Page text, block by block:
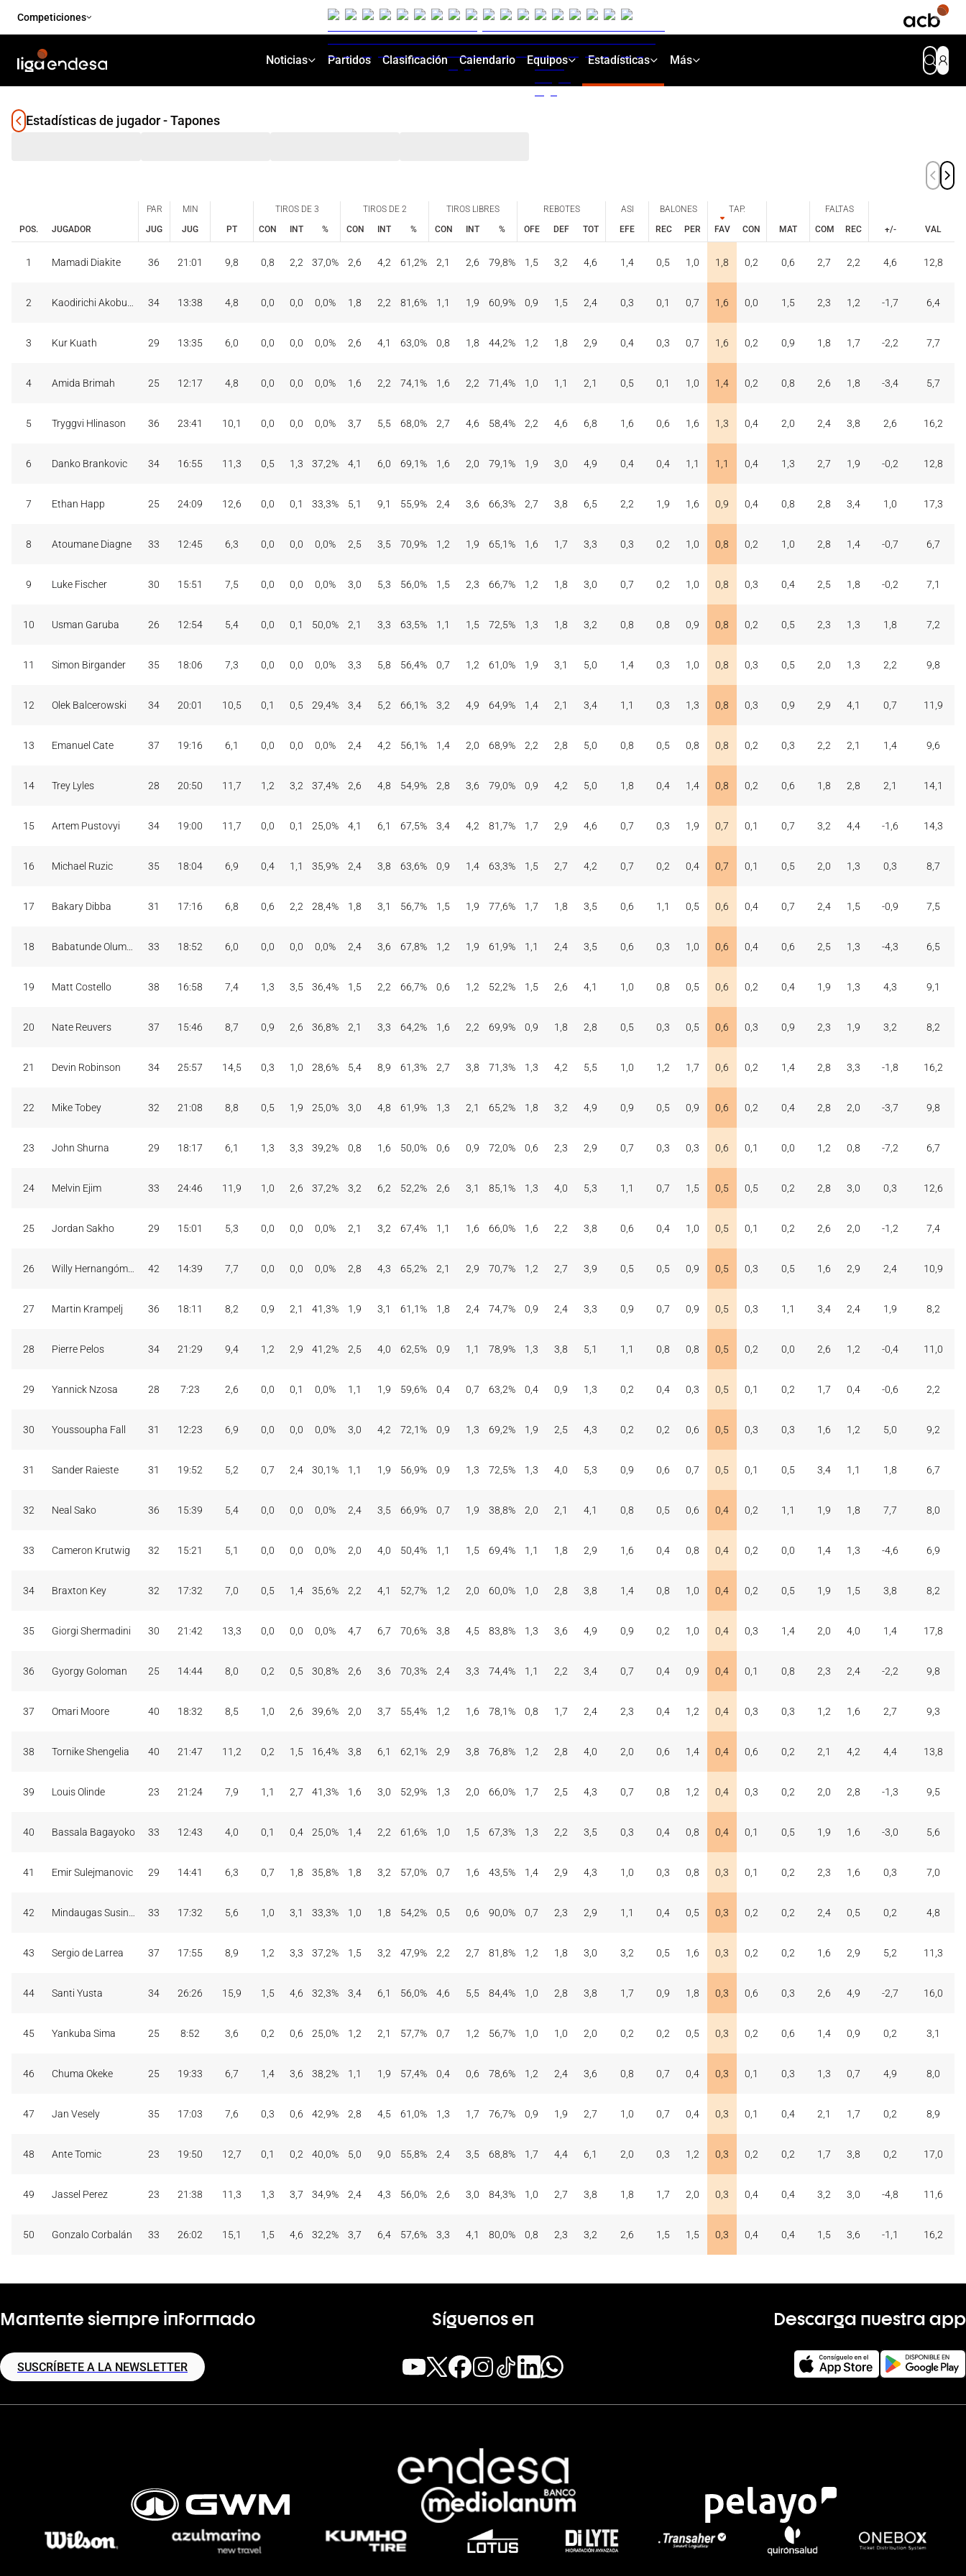
Competiciones
Noticias Partidos Clasificación Calendario Equipos Estadísticas Más
Estadísticas de jugador - Tapones
POS. JUGADOR
PAR
MIN
PT
TIROS DE 3 TIROS DE 2 TIROS LIBRES REBOTES ASI BALONES
TAP.
MAT
FALTAS
+/-
VAL
JUG JUG CON INT % CON INT % CON INT % OFE DEF TOT EFE REC PER FAV CON COM REC
PT
MAT
+/-
VAL
1 Mamadi Diakite 36 21:01 9,8 0,8 2,2 37,0% 2,6 4,2 61,2% 2,1 2,6 79,8% 1,5 3,2 4,6 1,4 0,5 1,0 1,8 0,2 0,6 2,7 2,2 4,6 12,8
2 34 13:38 4,8 0,0 0,0 0,0% 1,8 2,2 81,6% 1,1 1,9 60,9% 0,9 1,5 2,4 0,3 0,1 0,7 1,6 0,0 1,5 2,3 1,2 -1,7 6,4
3 Kur Kuath 29 13:35 6,0 0,0 0,0 0,0% 2,6 4,1 63,0% 0,8 1,8 44,2% 1,2 1,8 2,9 0,4 0,3 0,7 1,6 0,2 0,9 1,8 1,7 -2,2 7,7
4 Amida Brimah 25 12:17 4,8 0,0 0,0 0,0% 1,6 2,2 74,1% 1,6 2,2 71,4% 1,0 1,1 2,1 0,5 0,1 1,0 1,4 0,2 0,8 2,6 1,8 -3,4 5,7
5 Tryggvi Hlinason 36 23:41 10,1 0,0 0,0 0,0% 3,7 5,5 68,0% 2,7 4,6 58,4% 2,2 4,6 6,8 1,6 0,6 1,6 1,3 0,4 2,0 2,4 3,8 2,6 16,2
6 Danko Brankovic 34 16:55 11,3 0,5 1,3 37,2% 4,1 6,0 69,1% 1,6 2,0 79,1% 1,9 3,0 4,9 0,4 0,4 1,1 1,1 0,4 1,3 2,7 1,9 -0,2 12,8
7 Ethan Happ 25 24:09 12,6 0,0 0,1 33,3% 5,1 9,1 55,9% 2,4 3,6 66,3% 2,7 3,8 6,5 2,2 1,9 1,6 0,9 0,4 0,8 2,8 3,4 1,0 17,3
8 Atoumane Diagne 33 12:45 6,3 0,0 0,0 0,0% 2,5 3,5 70,9% 1,2 1,9 65,1% 1,6 1,7 3,3 0,3 0,2 1,0 0,8 0,2 1,0 2,8 1,4 -0,7 6,7
9 Luke Fischer 30 15:51 7,5 0,0 0,0 0,0% 3,0 5,3 56,0% 1,5 2,3 66,7% 1,2 1,8 3,0 0,7 0,2 1,0 0,8 0,3 0,4 2,5 1,8 -0,2 7,1
10 Usman Garuba 26 12:54 5,4 0,0 0,1 50,0% 2,1 3,3 63,5% 1,1 1,5 72,5% 1,3 1,8 3,2 0,8 0,8 0,9 0,8 0,2 0,5 2,3 1,3 1,8 7,2
11 Simon Birgander 35 18:06 7,3 0,0 0,0 0,0% 3,3 5,8 56,4% 0,7 1,2 61,0% 1,9 3,1 5,0 1,4 0,3 1,0 0,8 0,3 0,5 2,0 1,3 2,2 9,8
12 Olek Balcerowski 34 20:01 10,5 0,1 0,5 29,4% 3,4 5,2 66,1% 3,2 4,9 64,9% 1,4 2,1 3,4 1,1 0,3 1,3 0,8 0,3 0,9 2,9 4,1 0,7 11,9
13 Emanuel Cate 37 19:16 6,1 0,0 0,0 0,0% 2,4 4,2 56,1% 1,4 2,0 68,9% 2,2 2,8 5,0 0,8 0,5 0,8 0,8 0,2 0,3 2,2 2,1 1,4 9,6
14 Trey Lyles 28 20:50 11,7 1,2 3,2 37,4% 2,6 4,8 54,9% 2,8 3,6 79,0% 0,9 4,2 5,0 1,8 0,4 1,4 0,8 0,2 0,6 1,8 2,8 2,1 14,1
15 Artem Pustovyi 34 19:00 11,7 0,0 0,1 25,0% 4,1 6,1 67,5% 3,4 4,2 81,7% 1,7 2,9 4,6 0,7 0,3 1,9 0,7 0,1 0,7 3,2 4,4 -1,6 14,3
16 Michael Ruzic 35 18:04 6,9 0,4 1,1 35,9% 2,4 3,8 63,6% 0,9 1,4 63,3% 1,5 2,7 4,2 0,7 0,2 0,4 0,7 0,1 0,5 2,0 1,3 0,3 8,7
17 Bakary Dibba 31 17:16 6,8 0,6 2,2 28,4% 1,8 3,1 56,7% 1,5 1,9 77,6% 1,7 1,8 3,5 0,6 1,1 0,5 0,6 0,4 0,7 2,4 1,5 -0,9 7,5
18 33 18:52 6,0 0,0 0,0 0,0% 2,4 3,6 67,8% 1,2 1,9 61,9% 1,1 2,4 3,5 0,6 0,3 1,0 0,6 0,4 0,6 2,5 1,3 -4,3 6,5
19 Matt Costello 38 16:58 7,4 1,3 3,5 36,4% 1,5 2,2 66,7% 0,6 1,2 52,2% 1,5 2,6 4,1 1,0 0,8 0,5 0,6 0,2 0,4 1,9 1,3 4,3 9,1
20 Nate Reuvers 37 15:46 8,7 0,9 2,6 36,8% 2,1 3,3 64,2% 1,6 2,2 69,9% 0,9 1,8 2,8 0,5 0,3 0,5 0,6 0,3 0,9 2,3 1,9 3,2 8,2
21 Devin Robinson 34 25:57 14,5 0,3 1,0 28,6% 5,4 8,9 61,3% 2,7 3,8 71,3% 1,3 4,2 5,5 1,0 1,2 1,7 0,6 0,2 1,4 2,8 3,3 -1,8 16,2
22 Mike Tobey 32 21:08 8,8 0,5 1,9 25,0% 3,0 4,8 61,9% 1,3 2,1 65,2% 1,8 3,2 4,9 0,9 0,5 0,9 0,6 0,2 0,4 2,8 2,0 -3,7 9,8
23 John Shurna 29 18:17 6,1 1,3 3,3 39,2% 0,8 1,6 50,0% 0,6 0,9 72,0% 0,6 2,3 2,9 0,7 0,3 0,3 0,6 0,1 0,0 1,2 0,8 -7,2 6,7
24 Melvin Ejim 33 24:46 11,9 1,0 2,6 37,2% 3,2 6,2 52,2% 2,6 3,1 85,1% 1,3 4,0 5,3 1,1 0,7 1,5 0,5 0,5 0,2 2,8 3,0 0,3 12,6
25 Jordan Sakho 29 15:01 5,3 0,0 0,0 0,0% 2,1 3,2 67,4% 1,1 1,6 66,0% 1,6 2,2 3,8 0,6 0,4 1,0 0,5 0,1 0,2 2,6 2,0 -1,2 7,4
26 42 14:39 7,7 0,0 0,0 0,0% 2,8 4,3 65,2% 2,1 2,9 70,7% 1,2 2,7 3,9 0,5 0,5 0,9 0,5 0,3 0,5 1,6 2,9 2,4 10,9
27 Martin Krampelj 36 18:11 8,2 0,9 2,1 41,3% 1,9 3,1 61,1% 1,8 2,4 74,7% 0,9 2,4 3,3 0,9 0,7 0,9 0,5 0,3 1,1 3,4 2,4 1,9 8,2
28 Pierre Pelos 34 21:29 9,4 1,2 2,9 41,2% 2,5 4,0 62,5% 0,9 1,1 78,9% 1,3 3,8 5,1 1,1 0,8 0,8 0,5 0,2 0,0 2,6 1,2 -0,4 11,0
29 Yannick Nzosa 28 7:23 2,6 0,0 0,1 0,0% 1,1 1,9 59,6% 0,4 0,7 63,2% 0,4 0,9 1,3 0,2 0,4 0,3 0,5 0,1 0,2 1,7 0,4 -0,6 2,2
30 Youssoupha Fall 31 12:23 6,9 0,0 0,0 0,0% 3,0 4,2 72,1% 0,9 1,3 69,2% 1,9 2,5 4,3 0,2 0,2 0,6 0,5 0,3 0,3 1,6 1,2 5,0 9,2
31 Sander Raieste 31 19:52 5,2 0,7 2,4 30,1% 1,1 1,9 56,9% 0,9 1,3 72,5% 1,3 4,0 5,3 0,9 0,6 0,7 0,5 0,1 0,5 3,4 1,1 1,8 6,7
32 Neal Sako 36 15:39 5,4 0,0 0,0 0,0% 2,4 3,5 66,9% 0,7 1,9 38,8% 2,0 2,1 4,1 0,8 0,5 0,6 0,4 0,2 1,1 1,9 1,8 7,7 8,0
33 Cameron Krutwig 32 15:21 5,1 0,0 0,0 0,0% 2,0 4,0 50,4% 1,1 1,5 69,4% 1,1 1,8 2,9 1,6 0,4 0,8 0,4 0,2 0,0 1,4 1,3 -4,6 6,9
34 Braxton Key 32 17:32 7,0 0,5 1,4 35,6% 2,2 4,1 52,7% 1,2 2,0 60,0% 1,0 2,8 3,8 1,4 0,8 1,0 0,4 0,2 0,5 1,9 1,5 3,8 8,2
35 Giorgi Shermadini 30 21:42 13,3 0,0 0,0 0,0% 4,7 6,7 70,6% 3,8 4,5 83,8% 1,3 3,6 4,9 0,9 0,2 1,0 0,4 0,3 1,4 2,0 4,0 1,4 17,8
36 Gyorgy Goloman 25 14:44 8,0 0,2 0,5 30,8% 2,6 3,6 70,3% 2,4 3,3 74,4% 1,1 2,2 3,4 0,7 0,4 0,9 0,4 0,1 0,8 2,3 2,4 -2,2 9,8
37 Omari Moore 40 18:32 8,5 1,0 2,6 39,6% 2,0 3,7 55,4% 1,2 1,6 78,1% 0,8 1,7 2,4 2,3 0,4 1,2 0,4 0,3 0,3 1,2 1,6 2,7 9,3
38 Tornike Shengelia 40 21:47 11,2 0,2 1,5 16,4% 3,8 6,1 62,1% 2,9 3,8 76,8% 1,2 2,8 4,0 2,0 0,6 1,4 0,4 0,6 0,2 2,1 4,2 4,4 13,8
39 Louis Olinde 23 21:24 7,9 1,1 2,7 41,3% 1,6 3,0 52,9% 1,3 2,0 66,0% 1,7 2,5 4,3 0,7 0,8 1,2 0,4 0,3 0,2 2,0 2,8 -1,3 9,5
40 Bassala Bagayoko 33 12:43 4,0 0,1 0,4 25,0% 1,4 2,2 61,6% 1,0 1,5 67,3% 1,3 2,2 3,5 0,3 0,4 0,8 0,4 0,1 0,5 1,9 1,6 -3,0 5,6
41 Emir Sulejmanovic 29 14:41 6,3 0,7 1,8 35,8% 1,8 3,2 57,0% 0,7 1,6 43,5% 1,4 2,9 4,3 1,0 0,3 0,8 0,3 0,1 0,2 2,3 1,6 0,3 7,0
42 33 17:32 5,6 1,0 3,1 33,3% 1,0 1,8 54,2% 0,5 0,6 90,0% 0,7 2,3 2,9 1,1 0,4 0,5 0,3 0,2 0,2 2,4 0,5 0,2 4,8
43 Sergio de Larrea 37 17:55 8,9 1,2 3,3 37,2% 1,5 3,2 47,9% 2,2 2,7 81,8% 1,2 1,8 3,0 3,2 0,5 1,6 0,3 0,2 0,2 1,6 2,9 5,2 11,3
44 Santi Yusta 34 26:26 15,9 1,5 4,6 32,3% 3,4 6,1 56,0% 4,6 5,5 84,4% 1,0 2,8 3,8 1,7 0,9 1,8 0,3 0,6 0,3 2,6 4,9 -2,7 16,0
45 Yankuba Sima 25 8:52 3,6 0,2 0,6 25,0% 1,2 2,1 57,7% 0,7 1,2 56,7% 1,0 1,0 2,0 0,2 0,2 0,5 0,3 0,2 0,6 1,4 0,9 0,2 3,1
46 Chuma Okeke 25 19:33 6,7 1,4 3,6 38,2% 1,1 1,9 57,4% 0,4 0,6 78,6% 1,2 2,4 3,6 0,8 0,7 0,4 0,3 0,1 0,3 1,3 0,7 4,9 8,0
47 Jan Vesely 35 17:03 7,6 0,3 0,6 42,9% 2,8 4,5 61,0% 1,3 1,7 76,7% 0,9 1,9 2,7 1,0 0,7 0,4 0,3 0,1 0,4 2,1 1,7 0,2 8,9
48 Ante Tomic 23 19:50 12,7 0,1 0,2 40,0% 5,0 9,0 55,8% 2,4 3,5 68,8% 1,7 4,4 6,1 2,0 0,3 1,2 0,3 0,2 0,2 1,7 3,8 0,2 17,0
49 Jassel Perez 23 21:38 11,3 1,3 3,7 34,9% 2,4 4,3 56,0% 2,6 3,0 84,3% 1,0 2,7 3,8 1,8 1,7 2,0 0,3 0,4 0,4 3,2 3,0 -4,8 11,6
50 Gonzalo Corbalán 33 26:02 15,1 1,5 4,6 32,2% 3,7 6,4 57,6% 3,3 4,1 80,0% 0,8 2,3 3,2 2,6 1,5 1,5 0,3 0,4 0,4 1,5 3,6 -1,1 16,2
Mantente siempre informado
SUSCRÍBETE A LA NEWSLETTER
Síguenos en Descarga nuestra app